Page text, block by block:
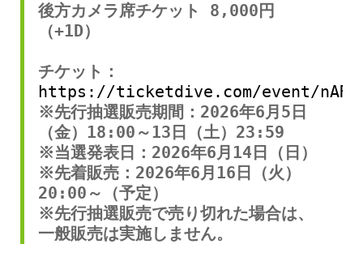
後方カメラ席チケット 8,000円
（+1D）
チケット：
https://ticketdive.com/event/
※先行抽選販売期間：2026年6月5日
（金）18:00～13日（土）23:59
※当選発表日：2026年6月14日（日）
※先着販売：2026年6月16日（火）
20:00～（予定）
※先行抽選販売で売り切れた場合は、
一般販売は実施しません。